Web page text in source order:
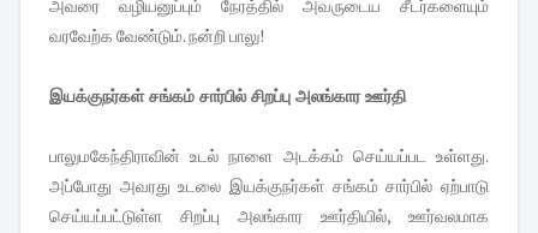
அவரை வழியனுப்பும் நேரத்தில் அவருடைய சீடர்களையும்
வரவேற்க வேண்டும். நன்றி பாலு!
இயக்குநர்கள் சங்கம் சார்பில் சிறப்பு அலங்கார ஊர்தி
பாலுமகேந்திராவின் உடல் நாளை அடக்கம் செய்யப்பட உள்ளது.
அப்போது அவரது உடலை இயக்குநர்கள் சங்கம் சார்பில் ஏற்பாடு
செய்யப்பட்டுள்ள சிறப்பு அலங்கார ஊர்தியில், ஊர்வலமாக